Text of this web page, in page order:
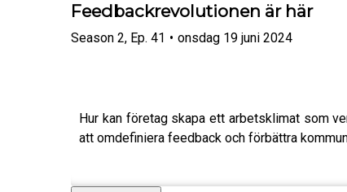
Feedbackrevolutionen är här
Season 2, Ep. 41 • onsdag 19 juni 2024
Hur kan företag skapa ett arbetsklimat som
att omdefiniera feedback och förbättra